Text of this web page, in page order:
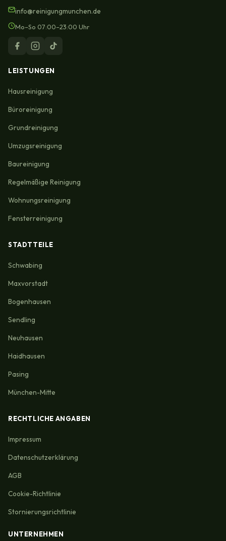
info@reinigungmunchen.de
Mo–So 07:00–23:00 Uhr
LEISTUNGEN
Hausreinigung
Büroreinigung
Grundreinigung
Umzugsreinigung
Baureinigung
Regelmäßige Reinigung
Wohnungsreinigung
Fensterreinigung
STADTTEILE
Schwabing
Maxvorstadt
Bogenhausen
Sendling
Neuhausen
Haidhausen
Pasing
München-Mitte
RECHTLICHE ANGABEN
Impressum
Datenschutzerklärung
AGB
Cookie-Richtlinie
Stornierungsrichtlinie
UNTERNEHMEN